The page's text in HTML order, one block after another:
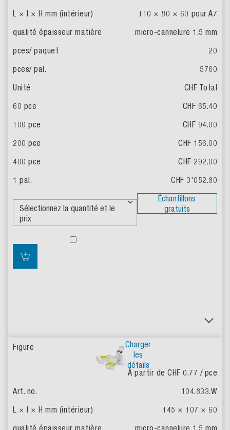
110 × 80 × 60 pour A7
micro-cannelure 1.5 mm
20
5760
CHF Total
CHF 65.40
CHF 94.00
CHF 156.00
CHF 292.00
CHF 3'052.80
Échantillons
gratuits
Charger
les
détails
À partir de CHF 0.77 / pce
104.833.W
145 × 107 × 60
micro-cannelure 1.5 mm